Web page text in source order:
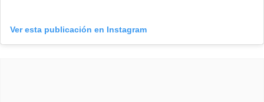
Ver esta publicación en Instagram